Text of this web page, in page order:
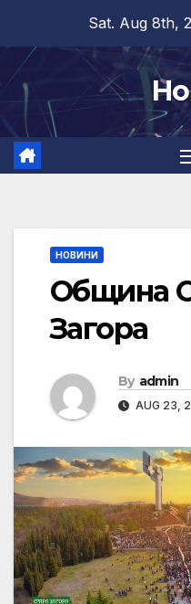
content
Sat. Aug 8th,
НОВИНИ
Община
Загора
By admin
AUG 23,